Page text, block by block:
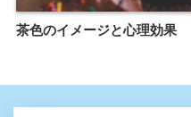
茶色のイメージと心理効果